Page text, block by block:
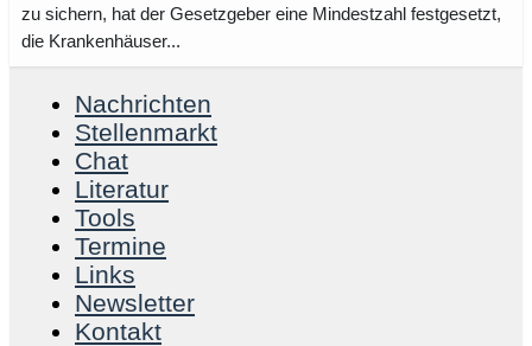
zu sichern, hat der Gesetzgeber eine Mindestzahl festgesetzt,
die Krankenhäuser...
Nachrichten
Stellenmarkt
Chat
Literatur
Tools
Termine
Links
Newsletter
Kontakt